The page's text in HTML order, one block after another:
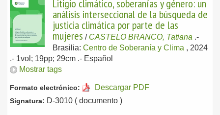
Litigio climático, soberanías y género: un
análisis interseccional de la búsqueda de
justicia climática por parte de las
mujeres / CASTELO BRANCO, Tatiana .-
Brasilia: Centro de Soberanía y Clima , 2024
.- 1vol; 19pp; 29cm .- Español
Mostrar tags
Formato electrónico: Descargar PDF
Signatura: D-3010 ( documento )